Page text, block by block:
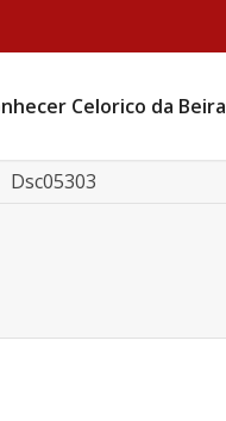
Celorico da Beira
Dsc05303